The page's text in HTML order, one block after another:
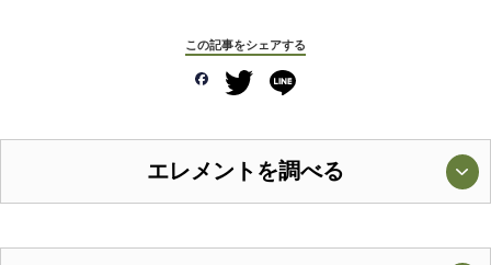
この記事をシェアする
エレメントを調べる